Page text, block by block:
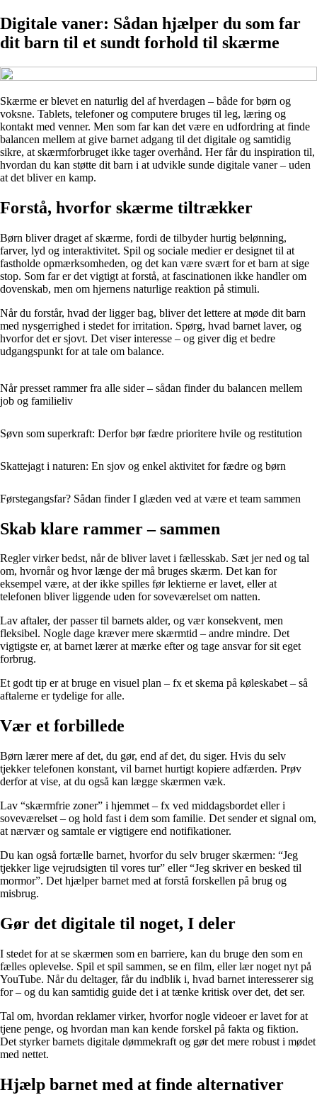
Digitale vaner: Sådan hjælper du som far
dit barn til et sundt forhold til skærme
Skærme er blevet en naturlig del af hverdagen – både for børn og
voksne. Tablets, telefoner og computere bruges til leg, læring og
kontakt med venner. Men som far kan det være en udfordring at finde
balancen mellem at give barnet adgang til det digitale og samtidig
sikre, at skærmforbruget ikke tager overhånd. Her får du inspiration til,
hvordan du kan støtte dit barn i at udvikle sunde digitale vaner – uden
at det bliver en kamp.
Forstå, hvorfor skærme tiltrækker
Børn bliver draget af skærme, fordi de tilbyder hurtig belønning,
farver, lyd og interaktivitet. Spil og sociale medier er designet til at
fastholde opmærksomheden, og det kan være svært for et barn at sige
stop. Som far er det vigtigt at forstå, at fascinationen ikke handler om
dovenskab, men om hjernens naturlige reaktion på stimuli.
Når du forstår, hvad der ligger bag, bliver det lettere at møde dit barn
med nysgerrighed i stedet for irritation. Spørg, hvad barnet laver, og
hvorfor det er sjovt. Det viser interesse – og giver dig et bedre
udgangspunkt for at tale om balance.
Når presset rammer fra alle sider – sådan finder du balancen mellem
job og familieliv
Søvn som superkraft: Derfor bør fædre prioritere hvile og restitution
Skattejagt i naturen: En sjov og enkel aktivitet for fædre og børn
Førstegangsfar? Sådan finder I glæden ved at være et team sammen
Skab klare rammer – sammen
Regler virker bedst, når de bliver lavet i fællesskab. Sæt jer ned og tal
om, hvornår og hvor længe der må bruges skærm. Det kan for
eksempel være, at der ikke spilles før lektierne er lavet, eller at
telefonen bliver liggende uden for soveværelset om natten.
Lav aftaler, der passer til barnets alder, og vær konsekvent, men
fleksibel. Nogle dage kræver mere skærmtid – andre mindre. Det
vigtigste er, at barnet lærer at mærke efter og tage ansvar for sit eget
forbrug.
Et godt tip er at bruge en visuel plan – fx et skema på køleskabet – så
aftalerne er tydelige for alle.
Vær et forbillede
Børn lærer mere af det, du gør, end af det, du siger. Hvis du selv
tjekker telefonen konstant, vil barnet hurtigt kopiere adfærden. Prøv
derfor at vise, at du også kan lægge skærmen væk.
Lav “skærmfrie zoner” i hjemmet – fx ved middagsbordet eller i
soveværelset – og hold fast i dem som familie. Det sender et signal om,
at nærvær og samtale er vigtigere end notifikationer.
Du kan også fortælle barnet, hvorfor du selv bruger skærmen: “Jeg
tjekker lige vejrudsigten til vores tur” eller “Jeg skriver en besked til
mormor”. Det hjælper barnet med at forstå forskellen på brug og
misbrug.
Gør det digitale til noget, I deler
I stedet for at se skærmen som en barriere, kan du bruge den som en
fælles oplevelse. Spil et spil sammen, se en film, eller lær noget nyt på
YouTube. Når du deltager, får du indblik i, hvad barnet interesserer sig
for – og du kan samtidig guide det i at tænke kritisk over det, det ser.
Tal om, hvordan reklamer virker, hvorfor nogle videoer er lavet for at
tjene penge, og hvordan man kan kende forskel på fakta og fiktion.
Det styrker barnets digitale dømmekraft og gør det mere robust i mødet
med nettet.
Hjælp barnet med at finde alternativer